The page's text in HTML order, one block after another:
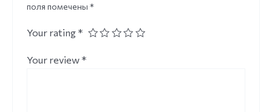
поля помечены *
Your rating *
Your review *